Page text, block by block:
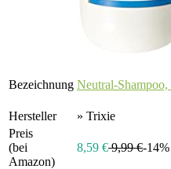
Bezeichnung Neutral-Shampoo,
Hersteller
» Trixie
Preis
(bei
Amazon)
8,59 €9,99 €-14%